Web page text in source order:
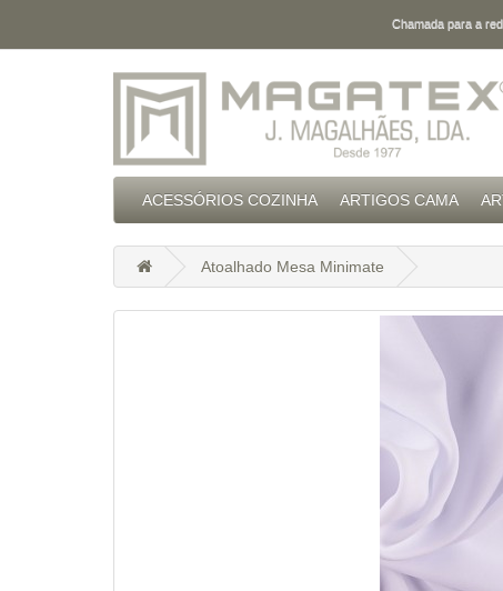
Chamada para a
ACESSÓRIOS COZINHA ARTIGOS CAMA
Atoalhado Mesa Minimate